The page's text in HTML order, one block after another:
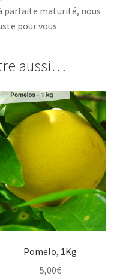
parfaite maturité, nous
pour vous.
aussi…
Pomelo, 1Kg
5,00€